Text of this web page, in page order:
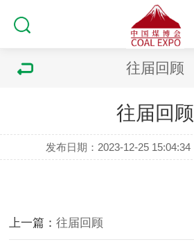
往届回顾
往届回顾
发布日期：2023-12-25 15:04:34
上一篇：往届回顾